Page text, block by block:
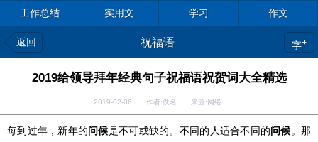
工作总结 实用文 学习 作文
返回 祝福语 字+
2019给领导拜年经典句子祝福语祝贺词大全精选
2019-02-06 作者:佚名 来源:网络
每到过年，新年的问候是不可或缺的。不同的人适合不同的问候。那